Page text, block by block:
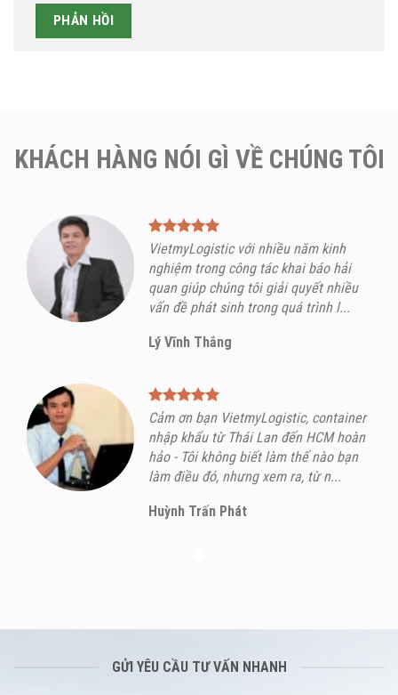
KHÁCH HÀNG NÓI GÌ VỀ CHÚNG TÔI
VietmyLogistic với nhiều năm kinh
nghiệm trong công tác khai báo hải
quan giúp chúng tôi giải quyết nhiều
vấn đề phát sinh trong quá trình l...
Lý Vĩnh Thắng
Cảm ơn bạn VietmyLogistic, container
nhập khẩu từ Thái Lan đến HCM hoàn
hảo - Tôi không biết làm thế nào bạn
làm điều đó, nhưng xem ra, từ n...
Huỳnh Trấn Phát
GỬI YÊU CẦU TƯ VẤN NHANH